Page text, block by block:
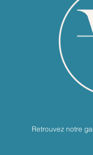
Retrouvez notre